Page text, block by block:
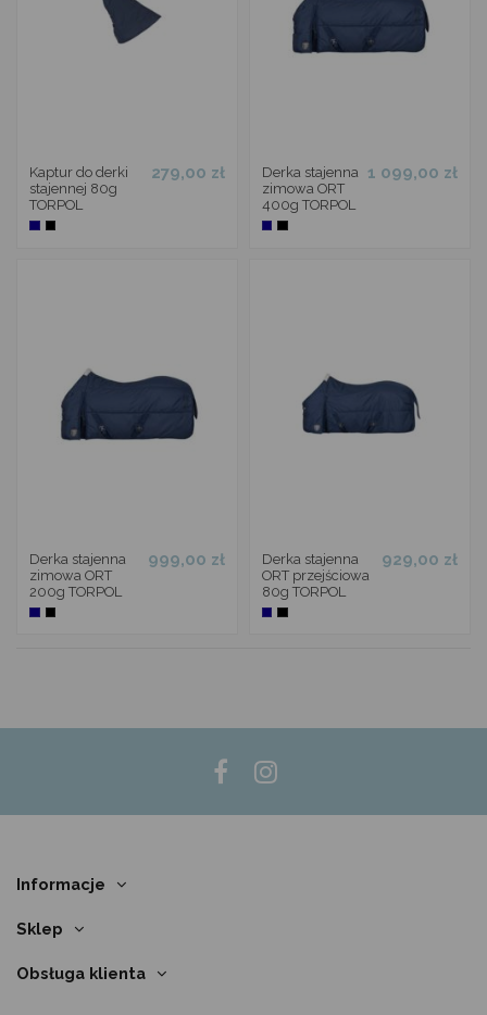
Kaptur do derki
stajennej 80g
TORPOL
279,00 zł
Derka stajenna
zimowa ORT
400g TORPOL
1 099,00 zł
Derka stajenna
zimowa ORT
200g TORPOL
999,00 zł
Derka stajenna
ORT przejściowa
80g TORPOL
929,00 zł
Informacje
Sklep
Obsługa klienta